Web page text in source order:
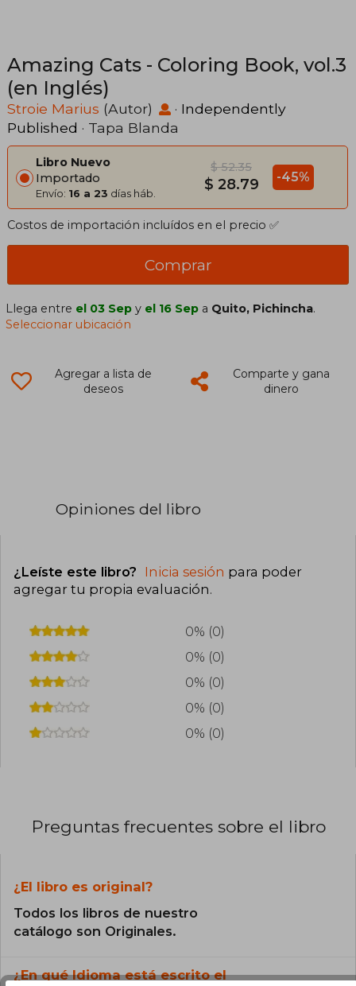
Amazing Cats - Coloring Book, vol.3
(en Inglés)
Stroie Marius (Autor) · Independently
Published · Tapa Blanda
Libro Nuevo
Importado
Envío: 16 a 23 días háb.
$ 52.35
$ 28.79 -45%
Costos de importación incluídos en el precio ✅
Comprar
Llega entre el 03 Sep y el 16 Sep a Quito, Pichincha.
Seleccionar ubicación
Agregar a lista de
deseos
Comparte y gana
dinero
Opiniones del libro
¿Leíste este libro? Inicia sesión para poder
agregar tu propia evaluación.
0% (0)
0% (0)
0% (0)
0% (0)
0% (0)
Preguntas frecuentes sobre el libro
¿El libro es original?
Todos los libros de nuestro
catálogo son Originales.
¿En qué Idioma está escrito el